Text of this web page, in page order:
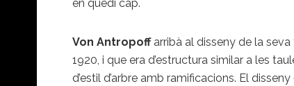
en quedi cap.
Von Antropoffarribà al disseny de la seva
1920, i que era d’estructura similar a les
d’estil d’arbre amb ramificacions. El